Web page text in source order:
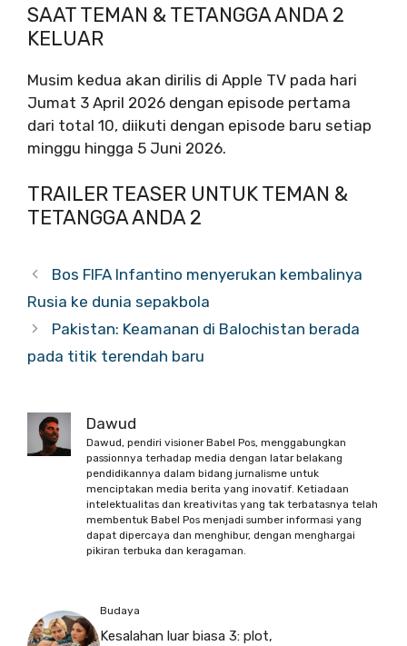
SAAT TEMAN & TETANGGA ANDA 2
KELUAR
Musim kedua akan dirilis di Apple TV pada hari
Jumat 3 April 2026 dengan episode pertama
dari total 10, diikuti dengan episode baru setiap
minggu hingga 5 Juni 2026.
TRAILER TEASER UNTUK TEMAN &
TETANGGA ANDA 2
Bos FIFA Infantino menyerukan kembalinya
Rusia ke dunia sepakbola
Pakistan: Keamanan di Balochistan berada
pada titik terendah baru
Dawud
Dawud, pendiri visioner Babel Pos, menggabungkan
passionnya terhadap media dengan latar belakang
pendidikannya dalam bidang jurnalisme untuk
menciptakan media berita yang inovatif. Ketiadaan
intelektualitas dan kreativitas yang tak terbatasnya telah
membentuk Babel Pos menjadi sumber informasi yang
dapat dipercaya dan menghibur, dengan menghargai
pikiran terbuka dan keragaman.
Budaya
Kesalahan luar biasa 3: plot,